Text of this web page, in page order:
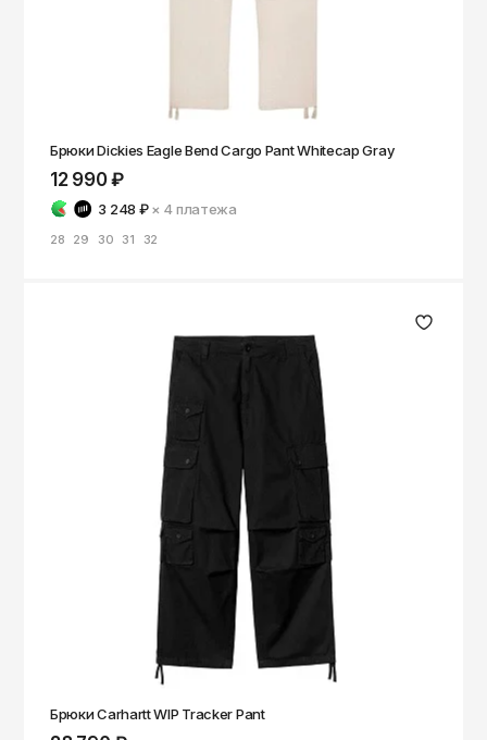
Брюки Dickies Eagle Bend Cargo Pant Whitecap Gray
12 990 ₽
3 248 ₽ × 4платежа
28 29 30 31 32
Брюки Carhartt WIP Tracker Pant